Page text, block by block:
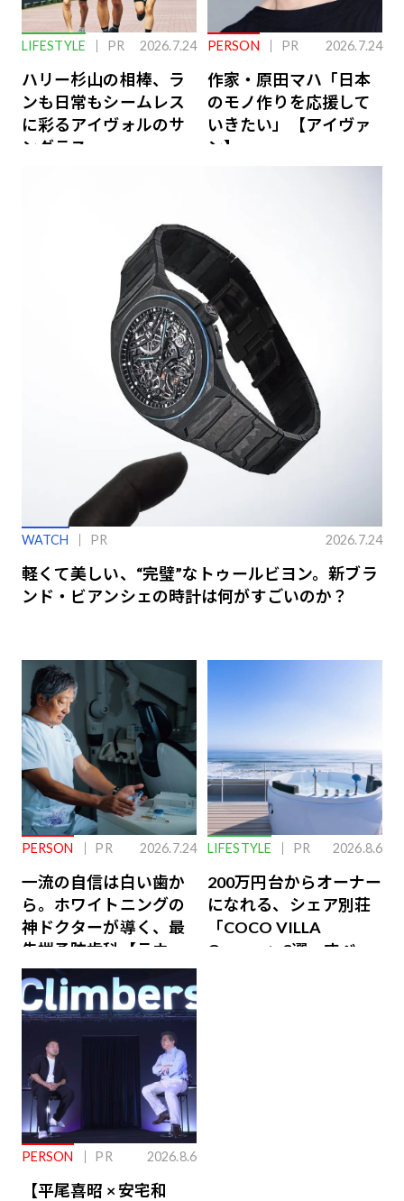
LIFESTYLE PR 2026.7.24
ハリー杉山の相棒、ラ
ンも日常もシームレス
に彩るアイヴォルのサ
ングラス
PERSON PR 2026.7.24
作家・原田マハ「日本
のモノ作りを応援して
いきたい」【アイヴァ
ン】
WATCH PR 2026.7.24
軽くて美しい、“完璧”なトゥールビヨン。新ブラ
ンド・ビアンシェの時計は何がすごいのか？
PERSON PR 2026.7.24
一流の自信は白い歯か
ら。ホワイトニングの
神ドクターが導く、最
先端予防歯科【ラウン
ジ会員特典あり】
LIFESTYLE PR 2026.8.6
200万円台からオーナー
になれる、シェア別荘
「COCO VILLA
Owners」3選。すべて
PERSON PR 2026.8.6
【平尾喜昭 × 安宅和